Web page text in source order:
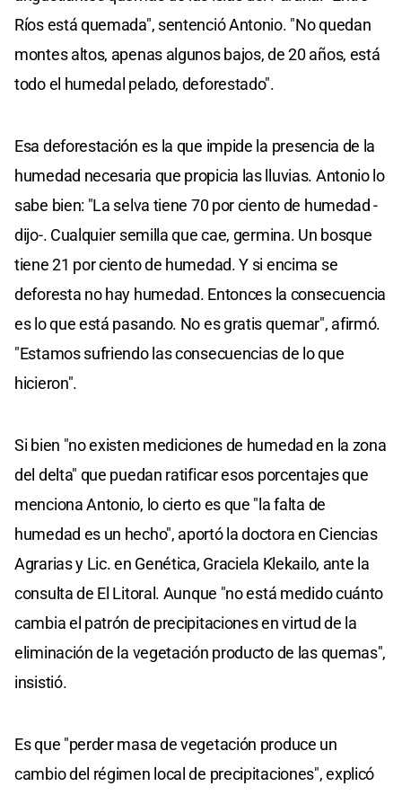
Ríos está quemada", sentenció Antonio. "No quedan
montes altos, apenas algunos bajos, de 20 años, está
todo el humedal pelado, deforestado".
Esa deforestación es la que impide la presencia de la
humedad necesaria que propicia las lluvias. Antonio lo
sabe bien: "La selva tiene 70 por ciento de humedad -
dijo-. Cualquier semilla que cae, germina. Un bosque
tiene 21 por ciento de humedad. Y si encima se
deforesta no hay humedad. Entonces la consecuencia
es lo que está pasando. No es gratis quemar", afirmó.
"Estamos sufriendo las consecuencias de lo que
hicieron".
Si bien "no existen mediciones de humedad en la zona
del delta" que puedan ratificar esos porcentajes que
menciona Antonio, lo cierto es que "la falta de
humedad es un hecho", aportó la doctora en Ciencias
Agrarias y Lic. en Genética, Graciela Klekailo, ante la
consulta de El Litoral. Aunque "no está medido cuánto
cambia el patrón de precipitaciones en virtud de la
eliminación de la vegetación producto de las quemas",
insistió.
Es que "perder masa de vegetación produce un
cambio del régimen local de precipitaciones", explicó